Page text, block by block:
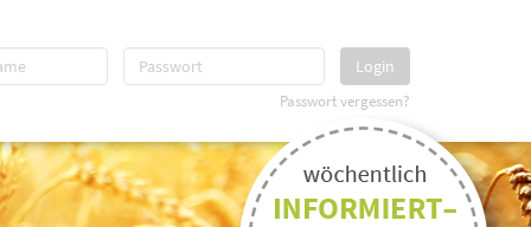
Login
Passwort vergessen?